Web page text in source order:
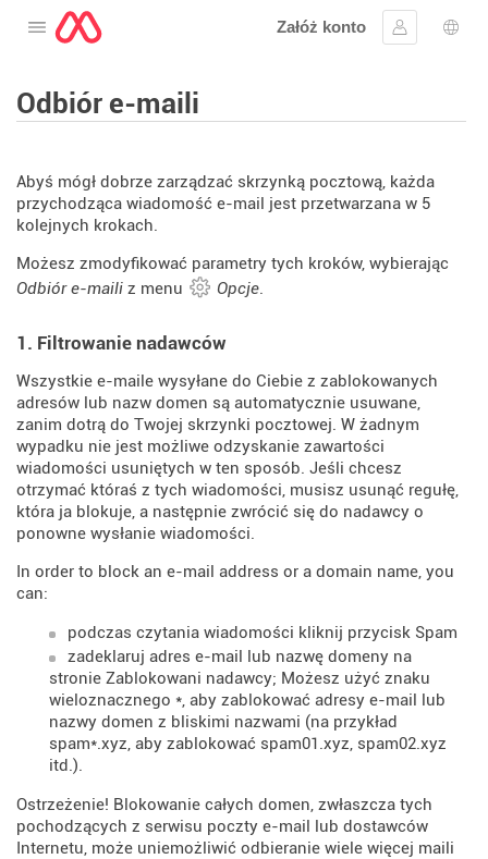
Otwórz menu
Załóż konto
Zaloguj się
Odbiór e-maili
Abyś mógł dobrze zarządzać skrzynką pocztową, każda
przychodząca wiadomość e-mail jest przetwarzana w 5
kolejnych krokach.
Możesz zmodyfikować parametry tych kroków, wybierając
Odbiór e-maili z menu Opcje.
1. Filtrowanie nadawców
Wszystkie e-maile wysyłane do Ciebie z zablokowanych
adresów lub nazw domen są automatycznie usuwane,
zanim dotrą do Twojej skrzynki pocztowej. W żadnym
wypadku nie jest możliwe odzyskanie zawartości
wiadomości usuniętych w ten sposób. Jeśli chcesz
otrzymać któraś z tych wiadomości, musisz usunąć regułę,
która ja blokuje, a następnie zwrócić się do nadawcy o
ponowne wysłanie wiadomości.
In order to block an e-mail address or a domain name, you
can:
podczas czytania wiadomości kliknij przycisk Spam
zadeklaruj adres e-mail lub nazwę domeny na
stronie Zablokowani nadawcy; Możesz użyć znaku
wieloznacznego *, aby zablokować adresy e-mail lub
nazwy domen z bliskimi nazwami (na przykład
spam*.xyz, aby zablokować spam01.xyz, spam02.xyz
itd.).
Ostrzeżenie! Blokowanie całych domen, zwłaszcza tych
pochodzących z serwisu poczty e-mail lub dostawców
Internetu, może uniemożliwić odbieranie wiele więcej maili